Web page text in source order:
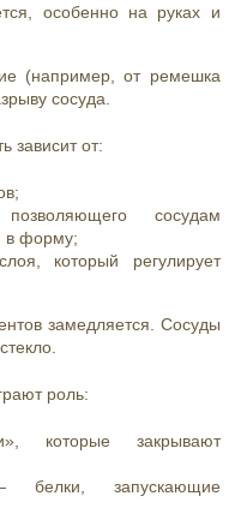
особенно на руках и
(например, от ремешка
сосуда.
зависит от:
сосудам
в форму;
который регулирует
замедляется. Сосуды
роль:
которые закрывают
белки, запускающие